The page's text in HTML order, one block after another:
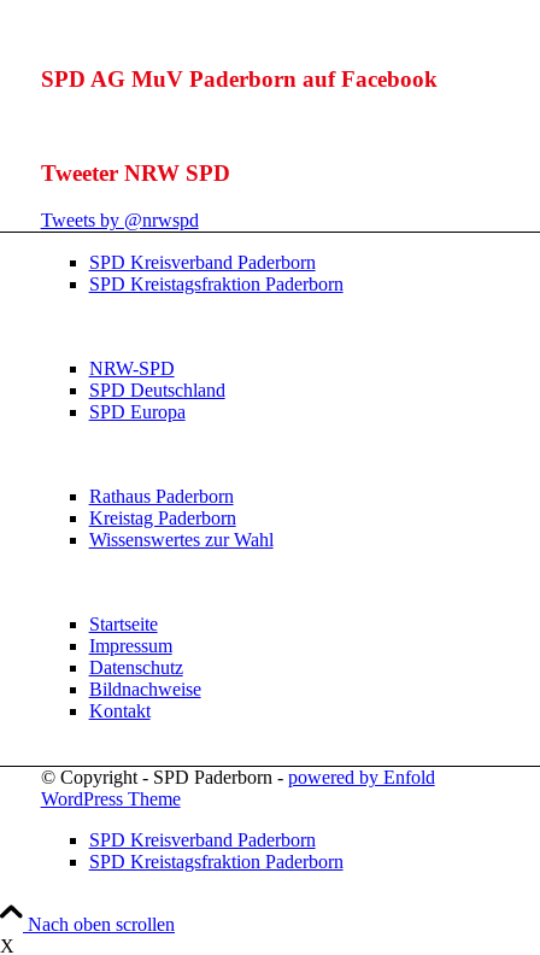
SPD AG MuV Paderborn auf Facebook
Tweeter NRW SPD
Tweets by @nrwspd
SPD Kreisverband Paderborn
SPD Kreistagsfraktion Paderborn
NRW-SPD
SPD Deutschland
SPD Europa
Rathaus Paderborn
Kreistag Paderborn
Wissenswertes zur Wahl
Startseite
Impressum
Datenschutz
Bildnachweise
Kontakt
© Copyright - SPD Paderborn - powered by Enfold
WordPress Theme
SPD Kreisverband Paderborn
SPD Kreistagsfraktion Paderborn
Nach oben scrollen
X